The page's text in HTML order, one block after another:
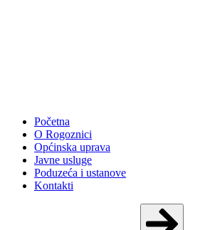
Početna
O Rogoznici
Općinska uprava
Javne usluge
Poduzeća i ustanove
Kontakti